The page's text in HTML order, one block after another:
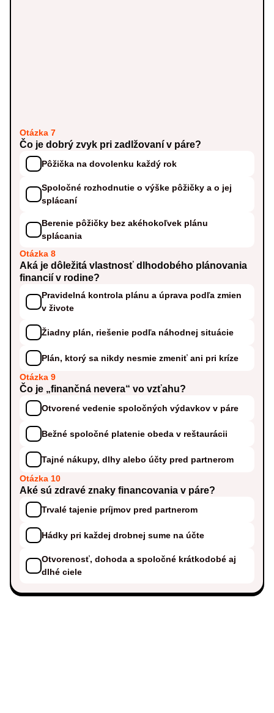
Otázka 7
Čo je dobrý zvyk pri zadlžovaní v páre?
Pôžička na dovolenku každý rok
Spoločné rozhodnutie o výške pôžičky a o jej
splácaní
Berenie pôžičky bez akéhokoľvek plánu
splácania
Otázka 8
Aká je dôležitá vlastnosť dlhodobého plánovania
financií v rodine?
Pravidelná kontrola plánu a úprava podľa zmien
v živote
Žiadny plán, riešenie podľa náhodnej situácie
Plán, ktorý sa nikdy nesmie zmeniť ani pri kríze
Otázka 9
Čo je „finančná nevera“ vo vzťahu?
Otvorené vedenie spoločných výdavkov v páre
Bežné spoločné platenie obeda v reštaurácii
Tajné nákupy, dlhy alebo účty pred partnerom
Otázka 10
Aké sú zdravé znaky financovania v páre?
Trvalé tajenie príjmov pred partnerom
Hádky pri každej drobnej sume na účte
Otvorenosť, dohoda a spoločné krátkodobé aj
dlhé ciele